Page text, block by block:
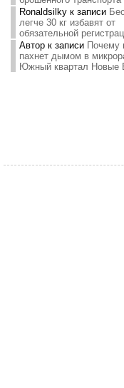
Ronaldsilkyк записи
легче 30 кг избавят от
обязательной
Авторк записи Почему
пахнет дымом в
Южный квартал Новые